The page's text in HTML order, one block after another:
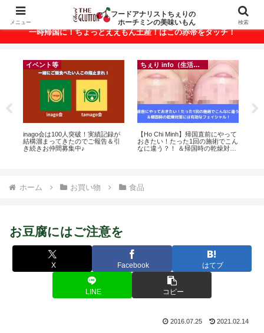
ベトナム・ホーチミンの美味いもんが満載！
一時帰国に！ちょっとええもん土産！はこの赤帯をタッチ！
イベント等
inago会は100人突破！実績記録が
結構溜まってきたのでご報告＆引
き続きお仲間募集中♪
ちぇり info（生活情報）
【Ho Chi Minh】帰国直前にやって
おきたい！たった1回の施術でこん
なに違う？！ ＆帰国時の乾燥対策
ホーム お買い物 食品
お豆腐にはご注意を
X Facebook はてブ
LINE コピー
2016.07.25 2021.02.14
メニュー
フードアナリストちぇりの
ホーチミンの美味いもん
検索